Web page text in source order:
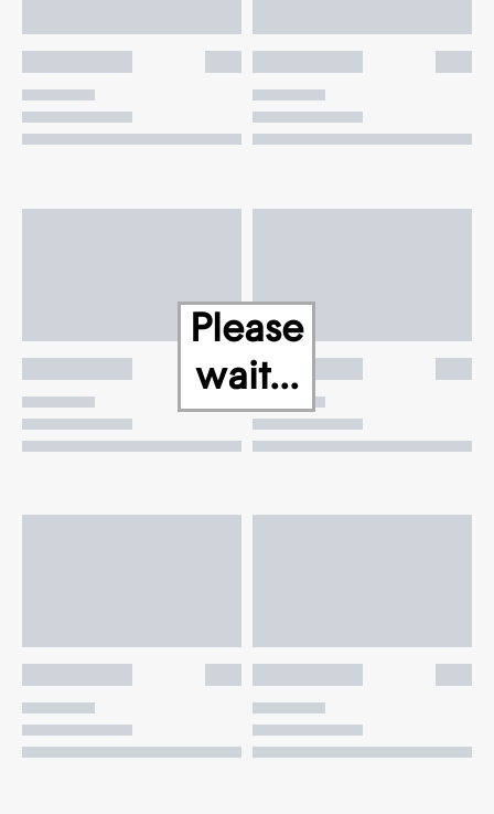
Please
wait...